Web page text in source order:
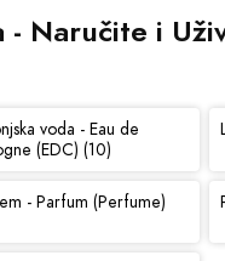
Naručite i
voda - Eau de
(EDC) (10)
- Parfum (Perfume)